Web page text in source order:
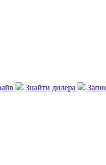
Знайти дилера